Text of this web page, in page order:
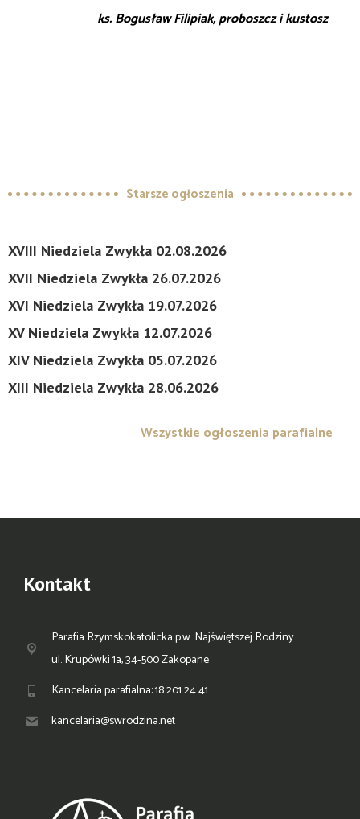
ks. Bogusław Filipiak, proboszcz i kustosz
Starsze ogłoszenia
XVIII Niedziela Zwykła 02.08.2026
XVII Niedziela Zwykła 26.07.2026
XVI Niedziela Zwykła 19.07.2026
XV Niedziela Zwykła 12.07.2026
XIV Niedziela Zwykła 05.07.2026
XIII Niedziela Zwykła 28.06.2026
Wszystkie ogłoszenia parafialne
Kontakt
Parafia Rzymskokatolicka p.w. Najświętszej Rodziny
ul. Krupówki 1a, 34-500 Zakopane
Kancelaria parafialna: 18 201 24 41
kancelaria@swrodzina.net